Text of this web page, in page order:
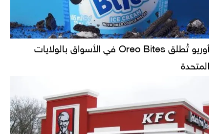
أوريو تُطلق Oreo Bites في الأسواق بالولايات
المتحدة